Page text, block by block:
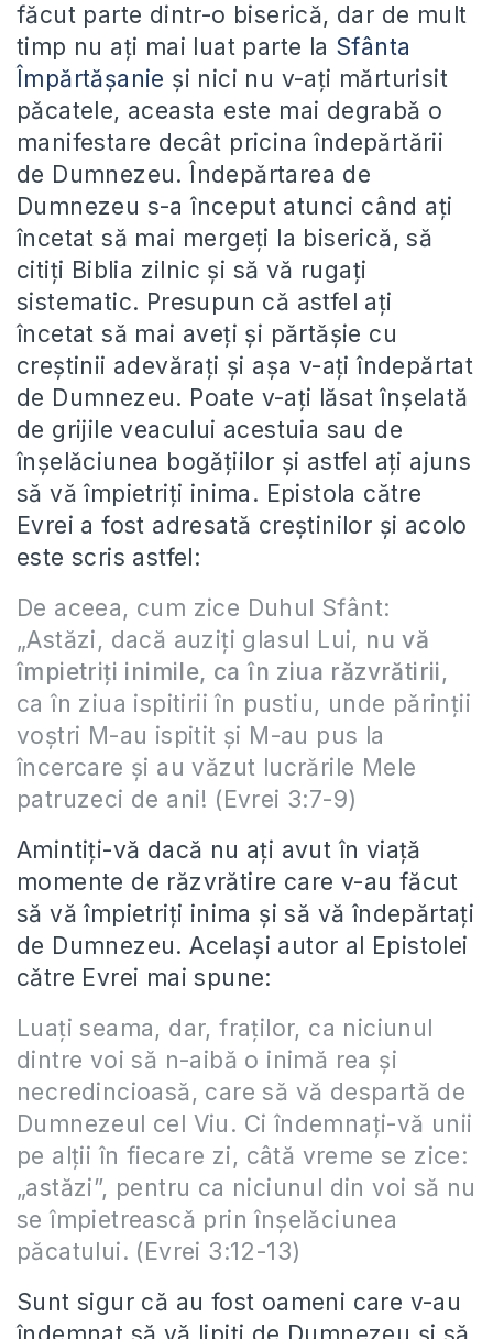
făcut parte dintr-o biserică, dar de mult
timp nu ați mai luat parte la Sfânta
Împărtășanie și nici nu v-ați mărturisit
păcatele, aceasta este mai degrabă o
manifestare decât pricina îndepărtării
de Dumnezeu. Îndepărtarea de
Dumnezeu s-a început atunci când ați
încetat să mai mergeți la biserică, să
citiți Biblia zilnic și să vă rugați
sistematic. Presupun că astfel ați
încetat să mai aveți și părtășie cu
creștinii adevărați și așa v-ați îndepărtat
de Dumnezeu. Poate v-ați lăsat înșelată
de grijile veacului acestuia sau de
înșelăciunea bogățiilor și astfel ați ajuns
să vă împietriți inima. Epistola către
Evrei a fost adresată creștinilor și acolo
este scris astfel:
De aceea, cum zice Duhul Sfânt:
„Astăzi, dacă auziţi glasul Lui, nu vă
împietriţi inimile, ca în ziua răzvrătirii,
ca în ziua ispitirii în pustiu, unde părinţii
voştri M-au ispitit şi M-au pus la
încercare şi au văzut lucrările Mele
patruzeci de ani! (Evrei 3:7-9)
Amintiți-vă dacă nu ați avut în viață
momente de răzvrătire care v-au făcut
să vă împietriți inima și să vă îndepărtați
de Dumnezeu. Același autor al Epistolei
către Evrei mai spune:
Luaţi seama, dar, fraţilor, ca niciunul
dintre voi să n-aibă o inimă rea şi
necredincioasă, care să vă despartă de
Dumnezeul cel Viu. Ci îndemnaţi-vă unii
pe alţii în fiecare zi, câtă vreme se zice:
„astăzi”, pentru ca niciunul din voi să nu
se împietrească prin înşelăciunea
păcatului. (Evrei 3:12-13)
Sunt sigur că au fost oameni care v-au